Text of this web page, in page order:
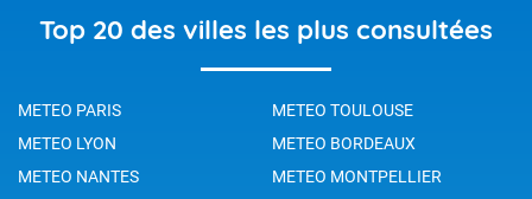
Top 20 des villes les plus consultées
METEO PARIS
METEO TOULOUSE
METEO LYON
METEO BORDEAUX
METEO NANTES
METEO MONTPELLIER